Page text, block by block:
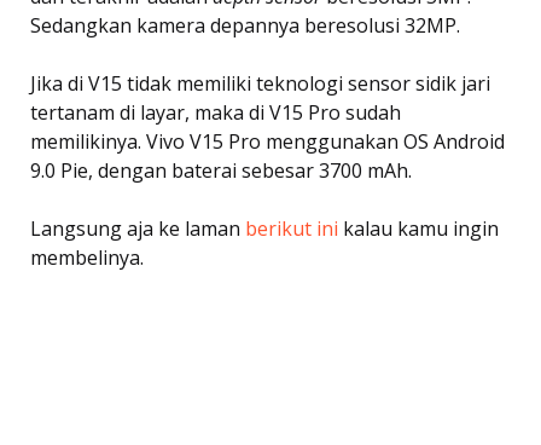
Sedangkan kamera depannya beresolusi 32MP.
Jika di V15 tidak memiliki teknologi sensor sidik jari
tertanam di layar, maka di V15 Pro sudah
memilikinya. Vivo V15 Pro menggunakan OS Android
9.0 Pie, dengan baterai sebesar 3700 mAh.
Langsung aja ke laman berikut ini kalau kamu ingin
membelinya.